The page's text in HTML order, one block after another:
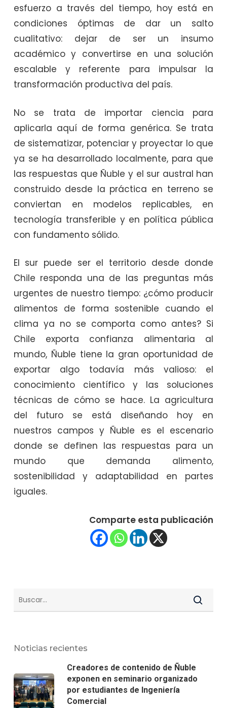
esfuerzo a través del tiempo, hoy está en
condiciones óptimas de dar un salto
cualitativo: dejar de ser un insumo
académico y convertirse en una solución
escalable y referente para impulsar la
transformación productiva del país.
No se trata de importar ciencia para
aplicarla aquí de forma genérica. Se trata
de sistematizar, potenciar y proyectar lo que
ya se ha desarrollado localmente, para que
las respuestas que Ñuble y el sur austral han
construido desde la práctica en terreno se
conviertan en modelos replicables, en
tecnología transferible y en política pública
con fundamento sólido.
El sur puede ser el territorio desde donde
Chile responda una de las preguntas más
urgentes de nuestro tiempo: ¿cómo producir
alimentos de forma sostenible cuando el
clima ya no se comporta como antes? Si
Chile exporta confianza alimentaria al
mundo, Ñuble tiene la gran oportunidad de
exportar algo todavía más valioso: el
conocimiento científico y las soluciones
técnicas de cómo se hace. La agricultura
del futuro se está diseñando hoy en
nuestros campos y Ñuble es el escenario
donde se definen las respuestas para un
mundo que demanda alimento,
sostenibilidad y adaptabilidad en partes
iguales.
Comparte esta publicación
Noticias recientes
Creadores de contenido de Ñuble
exponen en seminario organizado
por estudiantes de Ingeniería
Comercial